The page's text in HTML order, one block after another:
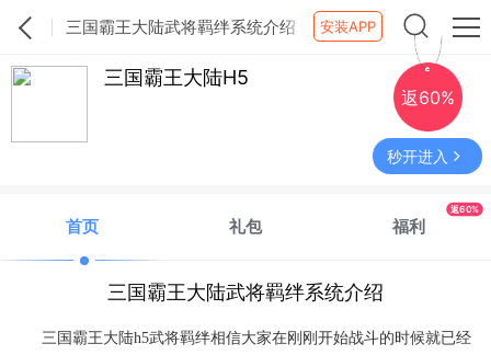
三国霸王大陆武将羁绊系统介绍 安装APP
三国霸王大陆H5
返60%
秒开进入
首页 礼包 福利
返60%
三国霸王大陆武将羁绊系统介绍
三国霸王大陆h5武将羁绊相信大家在刚刚开始战斗的时候就已经